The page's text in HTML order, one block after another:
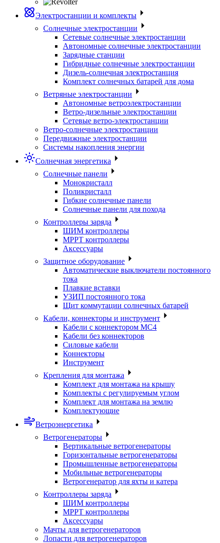
Электростанции и комплекты
Солнечные электростанции
Сетевые солнечные электростанции
Автономные солнечные электростанции
Зарядные станции
Гибридные солнечные электростанции
Дизель-солнечная электростанция
Комплект солнечных батарей для дома
Ветряные электростанции
Автономные ветроэлектростанции
Ветро-дизельные электростанции
Сетевые ветро-электростанции
Ветро-солнечные электростанции
Передвижные электростанции
Системы накопления энергии
Солнечная энергетика
Солнечные панели
Монокристалл
Поликристалл
Гибкие солнечные панели
Солнечные панели для похода
Контроллеры заряда
ШИМ контроллеры
МРРТ контроллеры
Аксессуары
Защитное оборудование
Автоматические выключатели постоянного
тока
Плавкие вставки
УЗИП постоянного тока
Щит коммутации солнечных батарей
Кабели, коннекторы и инструмент
Кабели с коннектором МС4
Кабели без коннекторов
Силовые кабели
Коннекторы
Инструмент
Крепления для монтажа
Комплект для монтажа на крышу
Комплекты с регулируемым углом
Комплект для монтажа на землю
Комплектующие
Ветроэнергетика
Ветрогенераторы
Вертикальные ветрогенераторы
Горизонтальные ветрогенераторы
Промышленные ветрогенераторы
Мобильные ветрогенераторы
Ветрогенератор для яхты и катера
Контроллеры заряда
ШИМ контроллеры
МРРТ контроллеры
Аксессуары
Мачты для ветрогенераторов
Лопасти для ветрогенераторов